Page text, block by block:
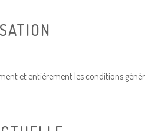
et entièrement les conditions